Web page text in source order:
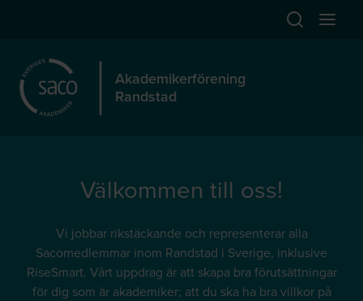
Öppna
Akademikerförening
Randstad
Välkommen till oss!
Vi jobbar rikstäckande och representerar alla
Sacomedlemmar inom Randstad i Sverige, inklusive
RiseSmart. Vårt uppdrag är att skapa bra förutsättningar
för dig som är akademiker; att du ska ha bra villkor på